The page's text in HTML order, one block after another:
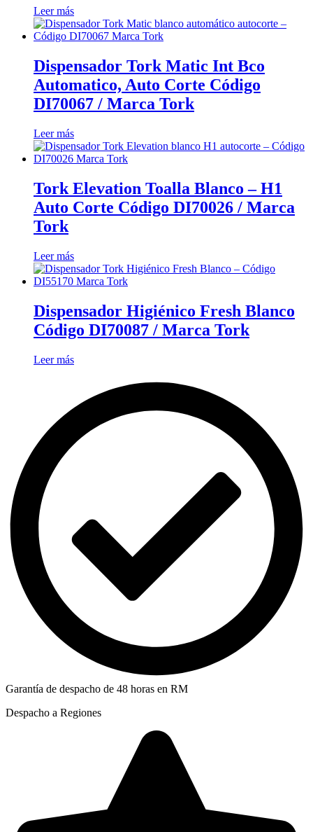
Leer más
Dispensador Tork Matic Int Bco
Automatico, Auto Corte Código
DI70067 / Marca Tork
Leer más
Tork Elevation Toalla Blanco – H1
Auto Corte Código DI70026 / Marca
Tork
Leer más
Dispensador Higiénico Fresh Blanco
Código DI70087 / Marca Tork
Leer más
Garantía de despacho de 48 horas en RM
Despacho a Regiones